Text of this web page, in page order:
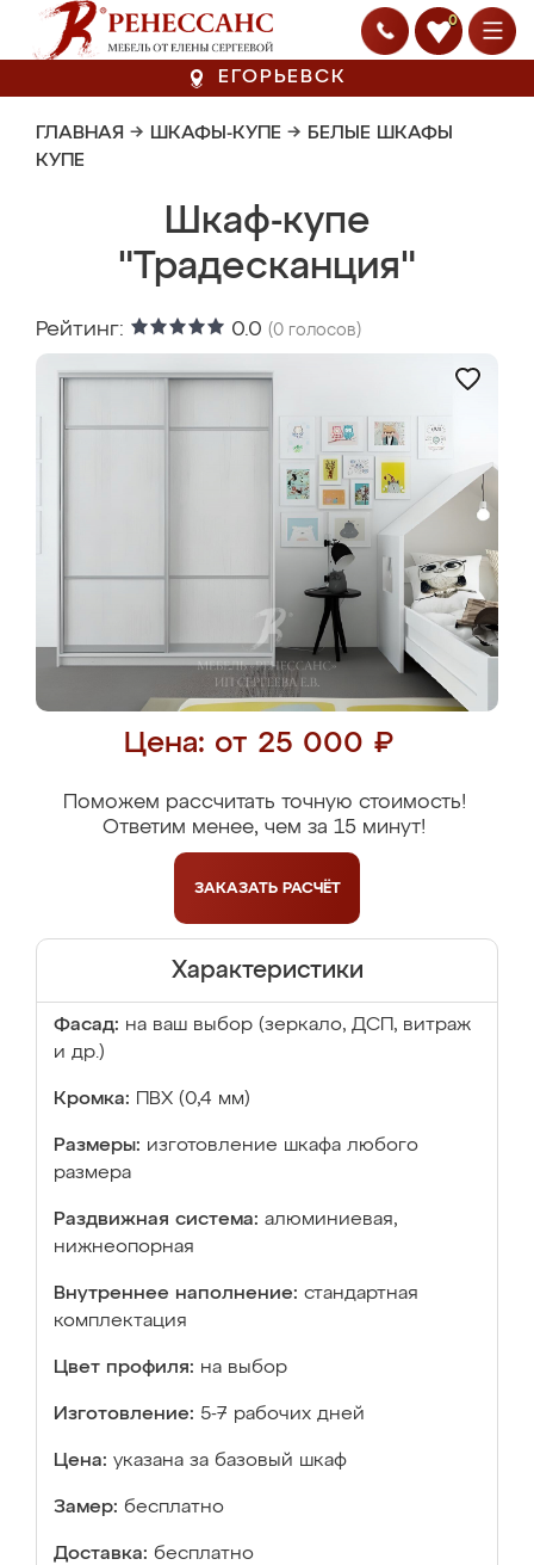
0
ЕГОРЬЕВСК
ГЛАВНАЯ → ШКАФЫ-КУПЕ → БЕЛЫЕ ШКАФЫ
КУПЕ
Шкаф-купе
"Традесканция"
Рейтинг: 0.0 (0 голосов)
Цена: от 25 000 ₽
Поможем рассчитать точную стоимость!
Ответим менее, чем за 15 минут!
ЗАКАЗАТЬ РАСЧЁТ
Характеристики
Фасад: на ваш выбор (зеркало, ДСП, витраж
и др.)
Кромка: ПВХ (0,4 мм)
Размеры: изготовление шкафа любого
размера
Раздвижная система: алюминиевая,
нижнеопорная
Внутреннее наполнение: стандартная
комплектация
Цвет профиля: на выбор
Изготовление: 5-7 рабочих дней
Цена: указана за базовый шкаф
Замер: бесплатно
Доставка: бесплатно